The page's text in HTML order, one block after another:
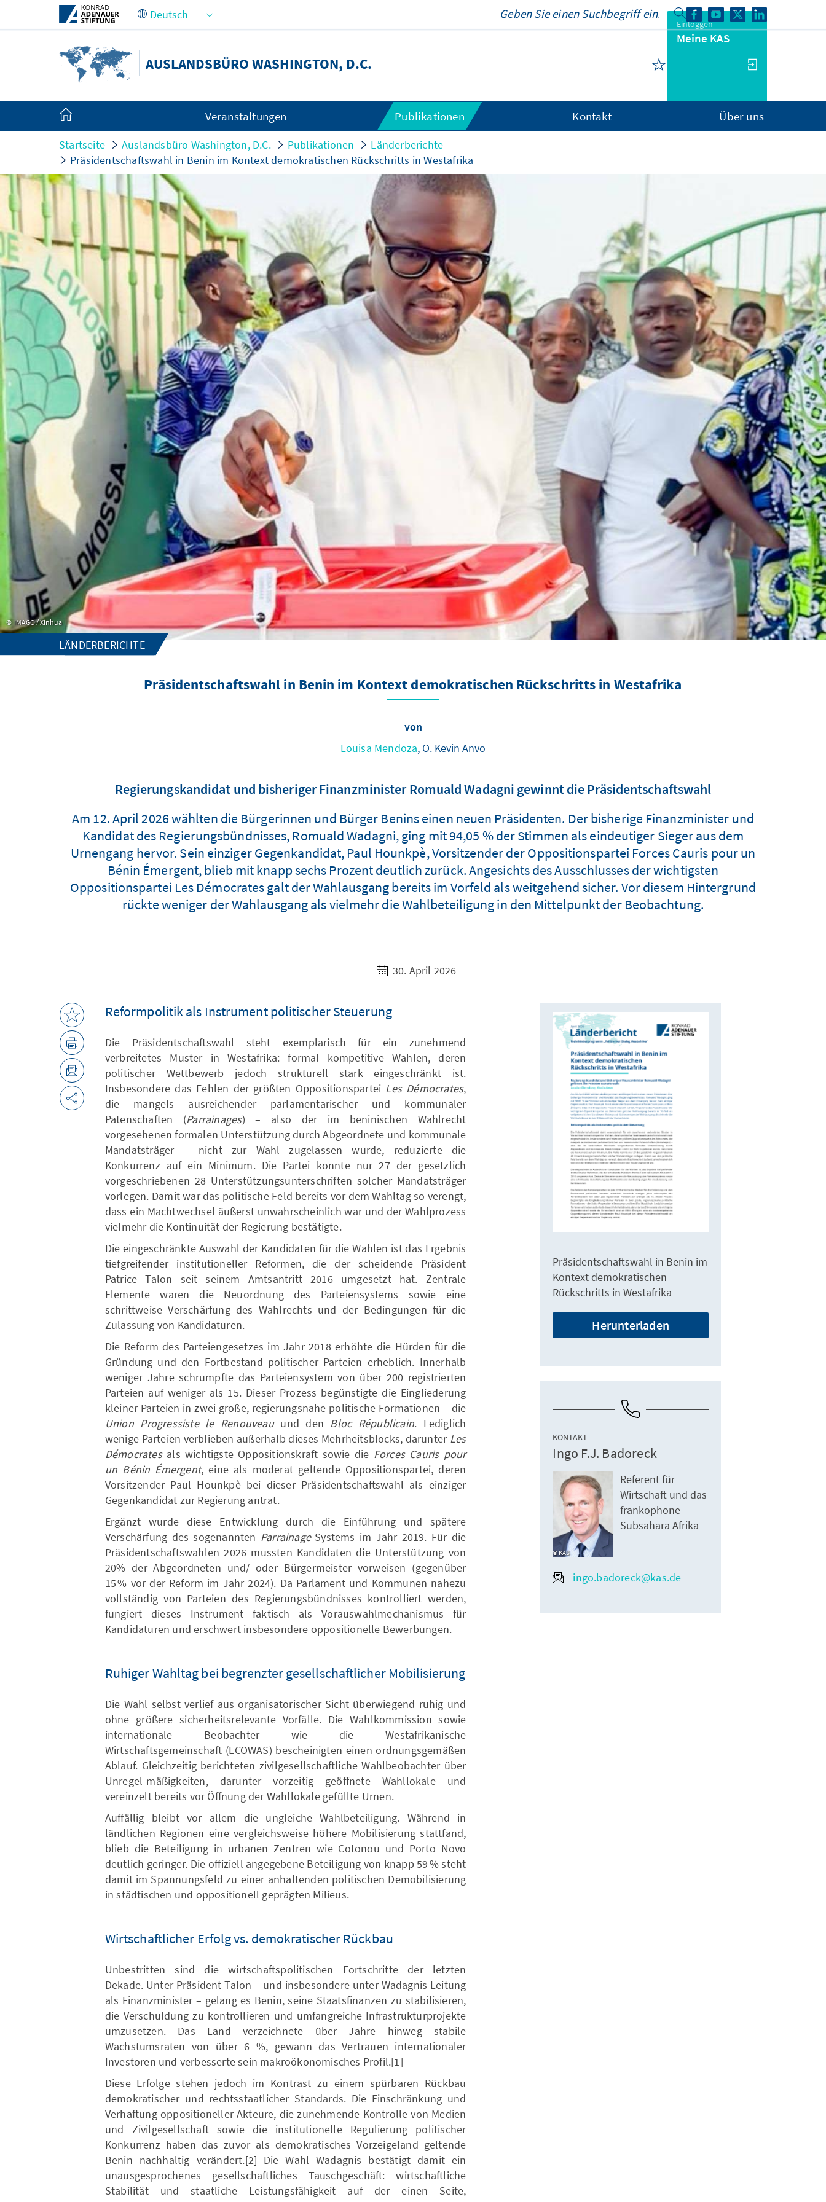
Zum Hauptinhalt springen
AUSLANDSBÜRO WASHINGTON, D.C.
Einloggen
Meine KAS
Veranstaltungen Publikationen Kontakt Über uns
Startseite Auslandsbüro Washington, D.C. Publikationen
Länderberichte
Präsidentschaftswahl in Benin im Kontext demokratischen Rückschritts in Westafrika
IMAGO / Xinhua
LÄNDERBERICHTE
Präsidentschaftswahl in Benin im Kontext demokratischen Rückschritts in Westafrika
von
Louisa Mendoza, O. Kevin Anvo
Regierungskandidat und bisheriger Finanzminister Romuald Wadagni gewinnt die Präsidentschaftswahl
Am 12. April 2026 wählten die Bürgerinnen und Bürger Benins einen neuen Präsidenten. Der bisherige Finanzminister und
Kandidat des Regierungsbündnisses, Romuald Wadagni, ging mit 94,05 % der Stimmen als eindeutiger Sieger aus dem
Urnengang hervor. Sein einziger Gegenkandidat, Paul Hounkpè, Vorsitzender der Oppositionspartei Forces Cauris pour un
Bénin Émergent, blieb mit knapp sechs Prozent deutlich zurück. Angesichts des Ausschlusses der wichtigsten
Oppositionspartei Les Démocrates galt der Wahlausgang bereits im Vorfeld als weitgehend sicher. Vor diesem Hintergrund
rückte weniger der Wahlausgang als vielmehr die Wahlbeteiligung in den Mittelpunkt der Beobachtung.
30. April 2026
Reformpolitik als Instrument politischer Steuerung
Die Präsidentschaftswahl steht exemplarisch für ein zunehmend
verbreitetes Muster in Westafrika: formal kompetitive Wahlen, deren
politischer Wettbewerb jedoch strukturell stark eingeschränkt ist.
Insbesondere das Fehlen der größten Oppositionspartei Les Démocrates,
die mangels ausreichender parlamentarischer und kommunaler
Patenschaften (Parrainages) – also der im beninischen Wahlrecht
vorgesehenen formalen Unterstützung durch Abgeordnete und kommunale
Mandatsträger – nicht zur Wahl zugelassen wurde, reduzierte die
Konkurrenz auf ein Minimum. Die Partei konnte nur 27 der gesetzlich
vorgeschriebenen 28 Unterstützungsunterschriften solcher Mandatsträger
vorlegen. Damit war das politische Feld bereits vor dem Wahltag so verengt,
dass ein Machtwechsel äußerst unwahrscheinlich war und der Wahlprozess
vielmehr die Kontinuität der Regierung bestätigte.
Die eingeschränkte Auswahl der Kandidaten für die Wahlen ist das Ergebnis
tiefgreifender institutioneller Reformen, die der scheidende Präsident
Patrice Talon seit seinem Amtsantritt 2016 umgesetzt hat. Zentrale
Elemente waren die Neuordnung des Parteiensystems sowie eine
schrittweise Verschärfung des Wahlrechts und der Bedingungen für die
Zulassung von Kandidaturen.
Die Reform des Parteiengesetzes im Jahr 2018 erhöhte die Hürden für die
Gründung und den Fortbestand politischer Parteien erheblich. Innerhalb
weniger Jahre schrumpfte das Parteiensystem von über 200 registrierten
Parteien auf weniger als 15. Dieser Prozess begünstigte die Eingliederung
kleiner Parteien in zwei große, regierungsnahe politische Formationen – die
Union Progressiste le Renouveauund den Bloc Républicain. Lediglich
wenige Parteien verblieben außerhalb dieses Mehrheitsblocks, darunter Les
Démocratesals wichtigste Oppositionskraft sowie die Forces Cauris pour
un Bénin Émergent, eine als moderat geltende Oppositionspartei, deren
Vorsitzender Paul Hounkpè bei dieser Präsidentschaftswahl als einziger
Gegenkandidat zur Regierung antrat.
Ergänzt wurde diese Entwicklung durch die Einführung und spätere
Verschärfung des sogenannten Parrainage-Systems im Jahr 2019. Für die
Präsidentschaftswahlen 2026 mussten Kandidaten die Unterstützung von
20% der Abgeordneten und/ oder Bürgermeister vorweisen (gegenüber
15 % vor der Reform im Jahr 2024). Da Parlament und Kommunen nahezu
vollständig von Parteien des Regierungsbündnisses kontrolliert werden,
fungiert dieses Instrument faktisch als Vorauswahlmechanismus für
Kandidaturen und erschwert insbesondere oppositionelle Bewerbungen.
Ruhiger Wahltag bei begrenzter gesellschaftlicher Mobilisierung
Die Wahl selbst verlief aus organisatorischer Sicht überwiegend ruhig und
ohne größere sicherheitsrelevante Vorfälle. Die Wahlkommission sowie
internationale Beobachter wie die Westafrikanische
Wirtschaftsgemeinschaft (ECOWAS) bescheinigten einen ordnungsgemäßen
Ablauf. Gleichzeitig berichteten zivilgesellschaftliche Wahlbeobachter über
Unregel-mäßigkeiten, darunter vorzeitig geöffnete Wahllokale und
vereinzelt bereits vor Öffnung der Wahllokale gefüllte Urnen.
Auffällig bleibt vor allem die ungleiche Wahlbeteiligung. Während in
ländlichen Regionen eine vergleichsweise höhere Mobilisierung stattfand,
blieb die Beteiligung in urbanen Zentren wie Cotonou und Porto Novo
deutlich geringer. Die offiziell angegebene Beteiligung von knapp 59 % steht
damit im Spannungsfeld zu einer anhaltenden politischen Demobilisierung
in städtischen und oppositionell geprägten Milieus.
Wirtschaftlicher Erfolg vs. demokratischer Rückbau
Unbestritten sind die wirtschaftspolitischen Fortschritte der letzten
Dekade. Unter Präsident Talon – und insbesondere unter Wadagnis Leitung
als Finanzminister – gelang es Benin, seine Staatsfinanzen zu stabilisieren,
die Verschuldung zu kontrollieren und umfangreiche Infrastrukturprojekte
umzusetzen. Das Land verzeichnete über Jahre hinweg stabile
Wachstumsraten von über 6 %, gewann das Vertrauen internationaler
Investoren und verbesserte sein makroökonomisches Profil.[1]
Diese Erfolge stehen jedoch im Kontrast zu einem spürbaren Rückbau
demokratischer und rechtsstaatlicher Standards. Die Einschränkung und
Verhaftung oppositioneller Akteure, die zunehmende Kontrolle von Medien
und Zivilgesellschaft sowie die institutionelle Regulierung politischer
Konkurrenz haben das zuvor als demokratisches Vorzeigeland geltende
Benin nachhaltig verändert.[2] Die Wahl Wadagnis bestätigt damit ein
unausgesprochenes gesellschaftliches Tauschgeschäft: wirtschaftliche
Stabilität und staatliche Leistungsfähigkeit auf der einen Seite,
Präsidentschaftswahl in Benin im
Kontext demokratischen
Rückschritts in Westafrika
Herunterladen
KONTAKT
Ingo F.J. Badoreck
KAS
Referent für
Wirtschaft und das
frankophone
Subsahara Afrika
ingo.badoreck@kas.de